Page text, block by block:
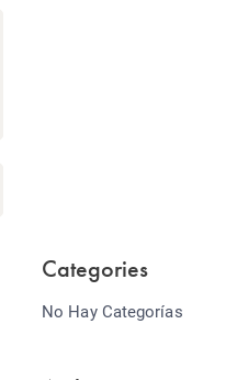
Categories
No Hay Categorías